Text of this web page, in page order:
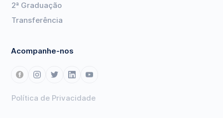
2ª Graduação
Transferência
Acompanhe-nos
Política de Privacidade